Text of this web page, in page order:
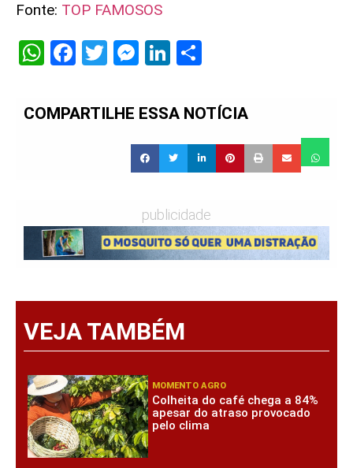
Fonte: TOP FAMOSOS
WhatsApp
Facebook
Twitter
Messenger
LinkedIn
COMPARTILHE ESSA NOTÍCIA
publicidade
VEJA TAMBÉM
MOMENTO AGRO
Colheita do café chega a 84%
apesar do atraso provocado
pelo clima